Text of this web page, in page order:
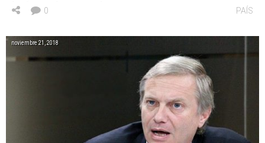
PAÍS
0
noviembre 21, 2018